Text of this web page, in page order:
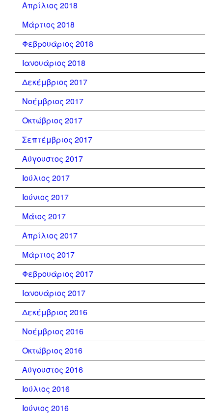
Απρίλιος 2018
Μάρτιος 2018
Φεβρουάριος 2018
Ιανουάριος 2018
Δεκέμβριος 2017
Νοέμβριος 2017
Οκτώβριος 2017
Σεπτέμβριος 2017
Αύγουστος 2017
Ιούλιος 2017
Ιούνιος 2017
Μάιος 2017
Απρίλιος 2017
Μάρτιος 2017
Φεβρουάριος 2017
Ιανουάριος 2017
Δεκέμβριος 2016
Νοέμβριος 2016
Οκτώβριος 2016
Αύγουστος 2016
Ιούλιος 2016
Ιούνιος 2016